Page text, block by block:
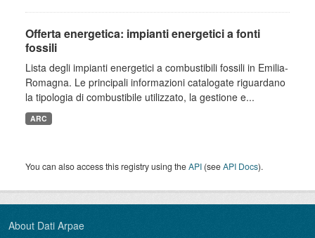
Offerta energetica: impianti energetici a fonti
fossili
Lista degli impianti energetici a combustibili fossili in Emilia-
Romagna. Le principali informazioni catalogate riguardano
la tipologia di combustibile utilizzato, la gestione e...
ARC
You can also access this registry using theAPI (seeAPI Docs).
About Dati Arpae